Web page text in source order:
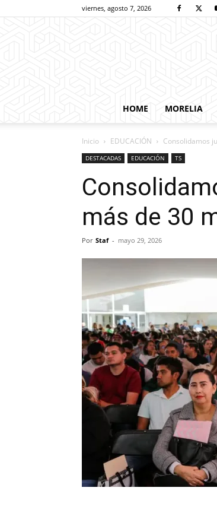
viernes, agosto 7, 2026
HOME MORELIA
Inicio EDUCACIÓN Consolidamos
DESTACADAS EDUCACIÓN TS
más de 30
Por Staf - mayo 29, 2026